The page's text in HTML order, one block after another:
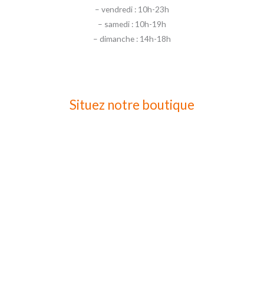
– vendredi : 10h-23h
– samedi : 10h-19h
– dimanche : 14h-18h
Situez notre boutique